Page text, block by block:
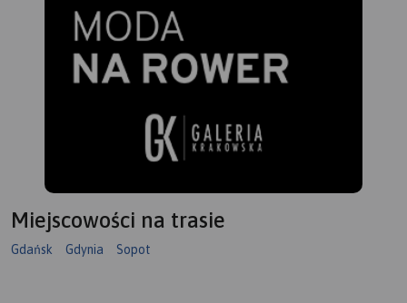
Miejscowości na trasie
Gdańsk Gdynia Sopot